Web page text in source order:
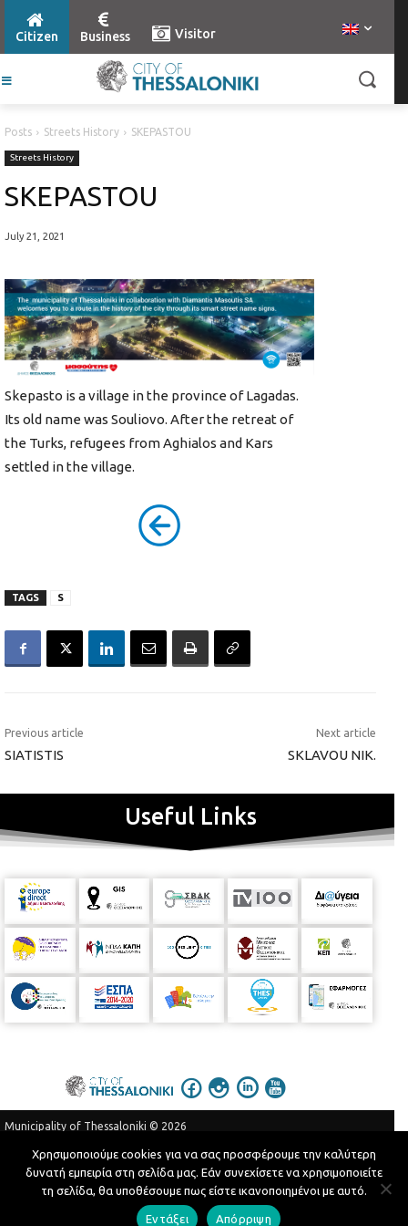
Citizen Business Visitor
Posts Streets History SKEPASTOU
Streets History
SKEPASTOU
July 21, 2021
Skepasto is a village in the province of Lagadas.
Its old name was Souliovo. After the retreat of
the Turks, refugees from Aghialos and Kars
settled in the village.
TAGS S
Previous article
SIATISTIS
Next article
SKLAVOU NIK.
Useful Links
Municipality of Thessaloniki © 2026
Terms of Use
Privacy Policy
Telephone Catalog
MyCompany Projects
Χρησιμοποιούμε cookies για να σας προσφέρουμε την καλύτερη
δυνατή εμπειρία στη σελίδα μας. Εάν συνεχίσετε να χρησιμοποιείτε
τη σελίδα, θα υποθέσουμε πως είστε ικανοποιημένοι με αυτό.
Εντάξει Απόρριψη